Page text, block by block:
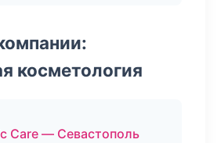
косметология
Care — Севастополь